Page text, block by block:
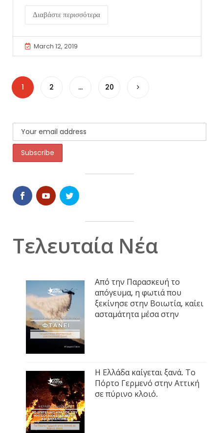
Διαβάστε περισσότερα
March 12, 2019
1 2 … 20
Τελευταία Νέα
Από την Παρασκευή το
απόγευμα, η φωτιά που
ξεκίνησε στην Βοιωτία, καίει
ασταμάτητα μέσα στην
Η Ελλάδα καίγεται ξανά. Το
Πόρτο Γερμενό στην Αττική
σε πύρινο κλοιό.